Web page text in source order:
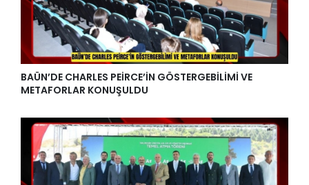
BAÜN’DE CHARLES PEİRCE’İN GÖSTERGEBİLİMİ VE
METAFORLAR KONUŞULDU